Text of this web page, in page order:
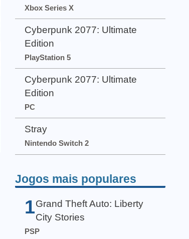
Xbox Series X
Cyberpunk 2077: Ultimate
Edition
PlayStation 5
Cyberpunk 2077: Ultimate
Edition
PC
Stray
Nintendo Switch 2
Jogos mais populares
1 Grand Theft Auto: Liberty
City Stories
PSP